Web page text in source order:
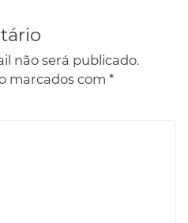
não será publicado.
marcados com *